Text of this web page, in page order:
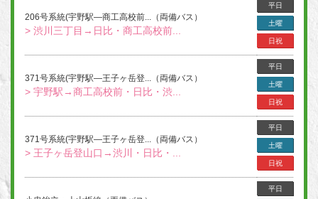
206号系統(宇野駅―商工高校前...（両備バス）
> 渋川三丁目→日比・商工高校前...
平日
土曜
日祝
371号系統(宇野駅―王子ヶ岳登...（両備バス）
> 宇野駅→商工高校前・日比・渋...
平日
土曜
日祝
371号系統(宇野駅―王子ヶ岳登...（両備バス）
> 王子ヶ岳登山口→渋川・日比・...
平日
土曜
日祝
平日